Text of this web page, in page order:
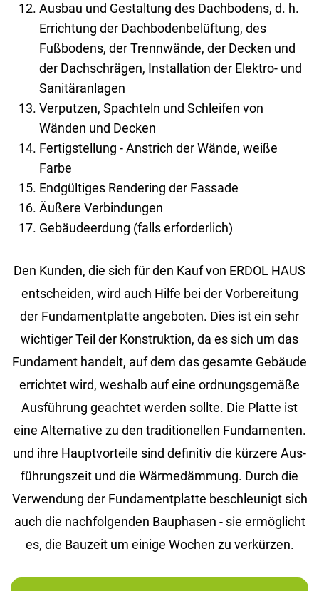
Ausbau und Gestaltung des Dachbodens, d. h.
Errichtung der Dachbodenbelüftung, des
Fußbodens, der Trennwände, der Decken und
der Dachschrägen, Installation der Elektro- und
Sanitäranlagen
Verputzen, Spachteln und Schleifen von
Wänden und Decken
Fertigstellung - Anstrich der Wände, weiße
Farbe
Endgültiges Rendering der Fassade
Äußere Verbindungen
Gebäudeerdung (falls erforderlich)
Den Kun­den, die sich für den Kauf von ERDOL HAUS
ent­schei­den, wird auch Hilfe bei der Vor­be­rei­tung
der Fun­da­ment­plat­te an­ge­bo­ten. Dies ist ein sehr
wich­ti­ger Teil der Kon­struk­ti­on, da es sich um das
Fun­da­ment han­delt, auf dem das ge­sam­te Ge­bäu­de
er­rich­tet wird, wes­halb auf eine ord­nungs­ge­mä­ße
Aus­füh­rung ge­ach­tet wer­den soll­te. Die Plat­te ist
eine Al­ter­na­ti­ve zu den tra­di­tio­nel­len Fun­da­men­ten.
und ihre Haupt­vor­tei­le sind de­fi­ni­tiv die kür­ze­re Aus­
füh­rungs­zeit und die Wär­me­däm­mung. Durch die
Ver­wen­dung der Fun­da­ment­plat­te be­schleu­nigt sich
auch die nach­fol­gen­den Bau­pha­sen - sie er­mög­licht
es, die Bau­zeit um ei­ni­ge Wo­chen zu ver­kür­zen.